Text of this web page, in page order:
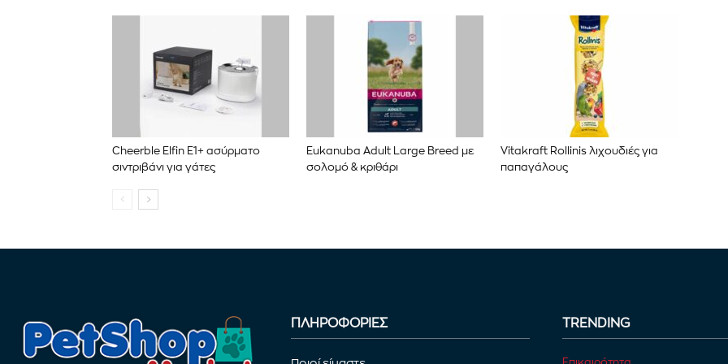
Cheerble Elfin E1+ ασύρματο
σιντριβάνι για γάτες
Eukanuba Adult Large Breed με
σολομό & κριθάρι
Vitakraft Rollinis λιχουδιές για
παπαγάλους
ΠΛΗΡΟΦΟΡΙΕΣ TRENDING